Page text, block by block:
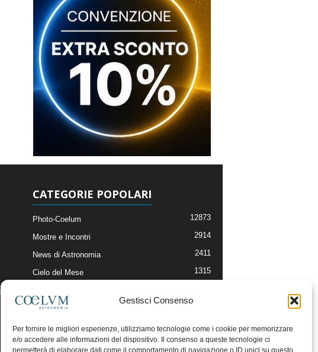
Gestisci Consenso
Per fornire le migliori esperienze, utilizziamo tecnologie come i cookie per memorizzare
e/o accedere alle informazioni del dispositivo. Il consenso a queste tecnologie ci
permetterà di elaborare dati come il comportamento di navigazione o ID unici su questo
CATEGORIE POPOLARI
Photo-Coelum 12873
Mostre e Incontri 2914
News di Astronomia 2411
Cielo del Mese 1315
Articoli e Risorse On-Line
Il Blog della Redazione